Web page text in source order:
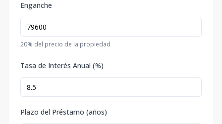
Enganche
20% del precio de la propiedad
Tasa de Interés Anual (%)
Plazo del Préstamo (años)